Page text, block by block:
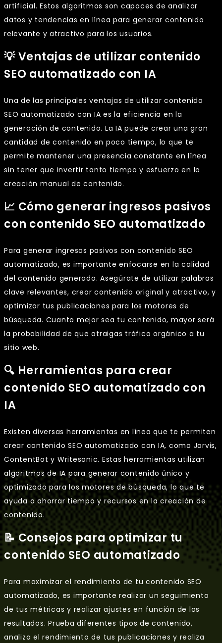
artificial. Estos algoritmos son capaces de analizar
datos y tendencias en línea para generar contenido
relevante y atractivo para los usuarios.
💡 Ventajas de utilizar contenido
SEO automatizado con IA
Una de las principales ventajas de utilizar contenido
SEO automatizado con IA es la eficiencia en la
generación de contenido. La IA puede crear una gran
cantidad de contenido en poco tiempo, lo que te
permite mantener una presencia constante en línea
sin tener que invertir tanto tiempo y esfuerzo en la
creación manual de contenido.
📈 Cómo generar ingresos pasivos
con contenido SEO automatizado
Para generar ingresos pasivos con contenido SEO
automatizado, es importante enfocarse en la calidad
del contenido generado. Asegúrate de utilizar palabras
clave relevantes, crear contenido original y atractivo, y
optimizar tus publicaciones para los motores de
búsqueda. Cuanto mejor sea tu contenido, mayor será
la probabilidad de que atraigas tráfico orgánico a tu
sitio web.
🔍 Herramientas para crear
contenido SEO automatizado con
IA
Existen diversas herramientas en línea que te permiten
crear contenido SEO automatizado con IA, como Jarvis,
ContentBot y Writesonic. Estas herramientas utilizan
algoritmos de IA para generar contenido único y
optimizado para los motores de búsqueda, lo que te
ayuda a ahorrar tiempo y recursos en la creación de
contenido.
📝 Consejos para optimizar tu
contenido SEO automatizado
Para maximizar el rendimiento de tu contenido SEO
automatizado, es importante realizar un seguimiento
de tus métricas y realizar ajustes en función de los
resultados. Prueba diferentes tipos de contenido,
analiza el rendimiento de tus publicaciones y realiza